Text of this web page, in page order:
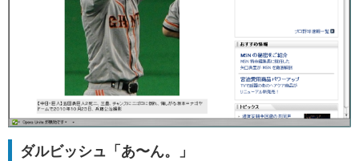
ダルビッシュ「あ〜ん。」